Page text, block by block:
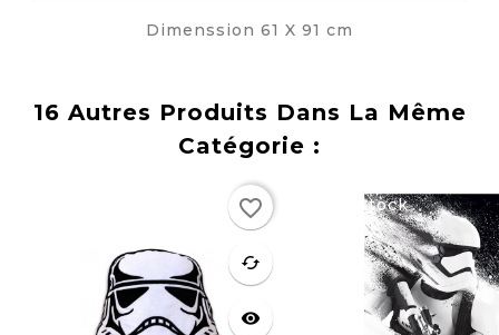
Dimenssion 61 X 91 cm
16 Autres Produits Dans La Même
Catégorie :
favorite
cached
visibility
favorite_border
de stock